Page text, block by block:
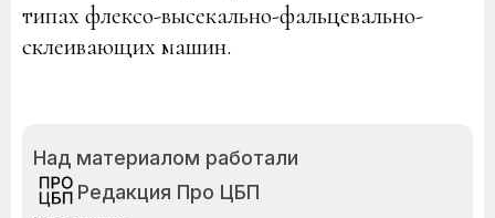
типах флексо-высекально-фальцевально-
склеивающих машин.
Над материалом работали
Редакция Про ЦБП